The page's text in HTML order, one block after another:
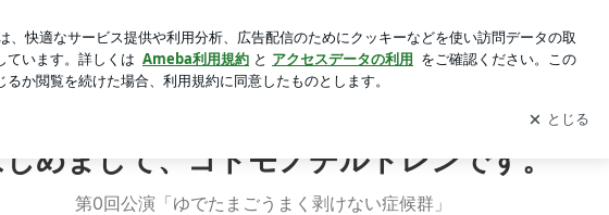
入った透明バッグ 新規登録 ログイン
めまして、コドモノチルドレンです。
第0回公演「ゆでたまごうまく剥けない症候群」